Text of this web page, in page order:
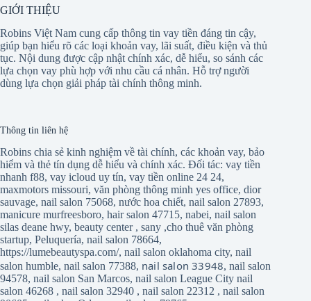
GIỚI THIỆU
Robins Việt Nam cung cấp thông tin vay tiền đáng tin cậy,
giúp bạn hiểu rõ các loại khoản vay, lãi suất, điều kiện và thủ
tục. Nội dung được cập nhật chính xác, dễ hiểu, so sánh các
lựa chọn vay phù hợp với nhu cầu cá nhân. Hỗ trợ người
dùng lựa chọn giải pháp tài chính thông minh.
Thông tin liên hệ
Robins chia sẻ kinh nghiệm về tài chính, các khoản vay, bảo
hiểm và thẻ tín dụng dễ hiểu và chính xác. Đối tác: vay tiền
nhanh f88, vay icloud uy tín, vay tiền online 24 24,
maxmotors missouri, văn phòng thông minh yes office, dior
sauvage, nail salon 75068, nước hoa chiết, nail salon 27893,
manicure murfreesboro, hair salon 47715, nabei, nail salon
silas deane hwy, beauty center, sany ,cho thuê văn phòng
startup, Peluquería, nail salon 78664,
https://lumebeautyspa.com/, nail salon oklahoma city, nail
salon humble, nail salon 77388, nail salon 33948,nail salon
94578, nail salon San Marcos, nail salon League City nail
salon 46268 , nail salon 32940 , nail salon 22312 , nail salon